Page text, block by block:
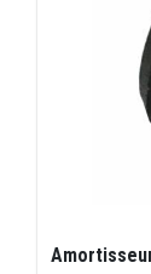
Amortisseur